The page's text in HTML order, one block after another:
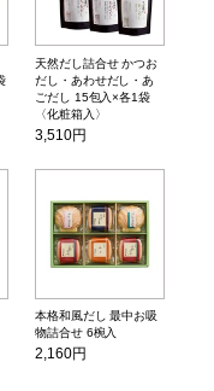
天然だし詰合せ かつお
だし・あわせだし・あ
ごだし 15包入×各1袋
〈化粧箱入〉
3,510円
本格和風だし 最中お吸
物詰合せ 6椀入
2,160円